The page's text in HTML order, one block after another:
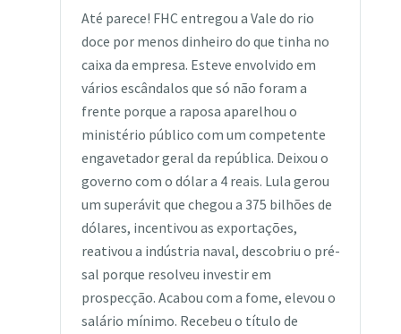
Até parece! FHC entregou a Vale do rio
doce por menos dinheiro do que tinha no
caixa da empresa. Esteve envolvido em
vários escândalos que só não foram a
frente porque a raposa aparelhou o
ministério público com um competente
engavetador geral da república. Deixou o
governo com o dólar a 4 reais. Lula gerou
um superávit que chegou a 375 bilhões de
dólares, incentivou as exportações,
reativou a indústria naval, descobriu o pré-
sal porque resolveu investir em
prospecção. Acabou com a fome, elevou o
salário mínimo. Recebeu o título de